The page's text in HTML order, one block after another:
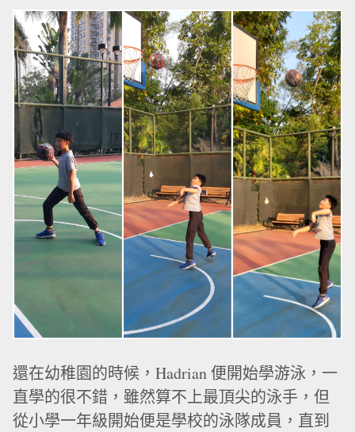
還在幼稚園的時候，Hadrian 便開始學游泳，一
直學的很不錯，雖然算不上最頂尖的泳手，但
從小學一年級開始便是學校的泳隊成員，直到